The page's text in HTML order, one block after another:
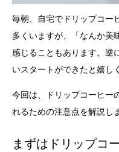
毎朝、自宅でドリップコー
多くいますが、「なんか美
感じることもあります。逆
いスタートができたと嬉し
今回は、ドリップコーヒー
れるための注意点を解説し
まずはドリップコ